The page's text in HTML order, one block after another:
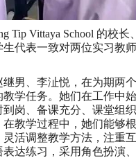
Tip Vittaya School 的校长
代表一致对两位实习教
男、李沚悦，在为期两
学任务。她们在工作中
岗、备课充分、课堂组
教学过程中，她们能够
活调整教学方法，注重互
达练习，采用角色扮演、